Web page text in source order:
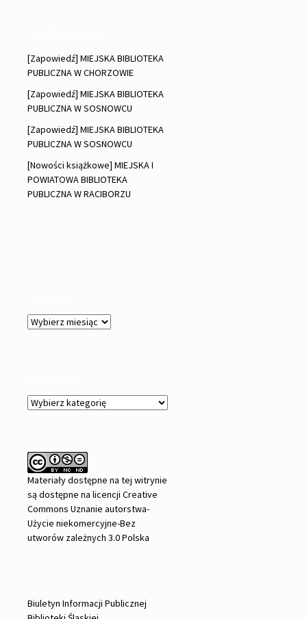
[Zapowiedź] MIEJSKA BIBLIOTEKA
PUBLICZNA W CHORZOWIE
[Zapowiedź] MIEJSKA BIBLIOTEKA
PUBLICZNA W SOSNOWCU
[Zapowiedź] MIEJSKA BIBLIOTEKA
PUBLICZNA W SOSNOWCU
[Nowości książkowe] MIEJSKA I
POWIATOWA BIBLIOTEKA
PUBLICZNA W RACIBORZU
Archiwa
Kategorie
Materiały dostępne na tej witrynie
są dostępne na licencji Creative
Commons Uznanie autorstwa-
Użycie niekomercyjne-Bez
utworów zależnych 3.0 Polska
Biuletyn Informacji Publicznej